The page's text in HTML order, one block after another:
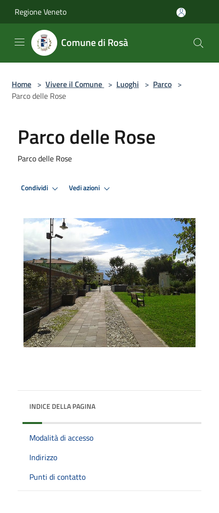
Regione Veneto
Comune di Rosà
Home > Vivere il Comune > Luoghi > Parco >
Parco delle Rose
Parco delle Rose
Parco delle Rose
Condividi Vedi azioni
INDICE DELLA PAGINA
Modalità di accesso
Indirizzo
Punti di contatto